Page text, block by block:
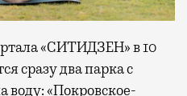
«СИТИДЗЕН» в 10
сразу два парка с
«Покровское-